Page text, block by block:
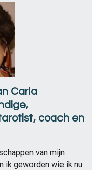
Carla
coach en
van mijn
ik geworden wie ik nu